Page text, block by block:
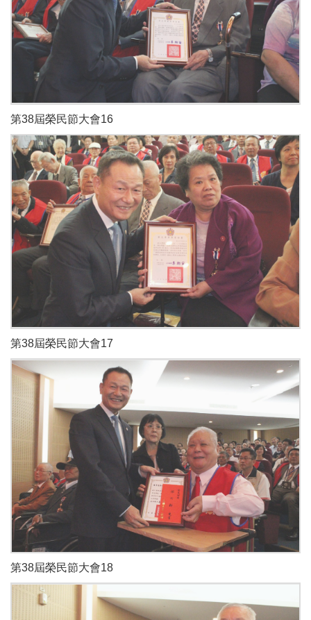
第38屆榮民節大會16
第38屆榮民節大會17
第38屆榮民節大會18